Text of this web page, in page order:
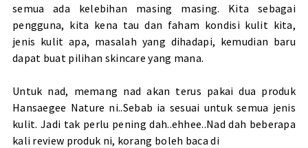
semua ada kelebihan masing masing. Kita sebagai
pengguna, kita kena tau dan faham kondisi kulit kita,
jenis kulit apa, masalah yang dihadapi, kemudian baru
dapat buat pilihan skincare yang mana.
Untuk nad, memang nad akan terus pakai dua produk
Hansaegee Nature ni..Sebab ia sesuai untuk semua jenis
kulit. Jadi tak perlu pening dah..ehhee..Nad dah beberapa
kali review produk ni, korang boleh baca di